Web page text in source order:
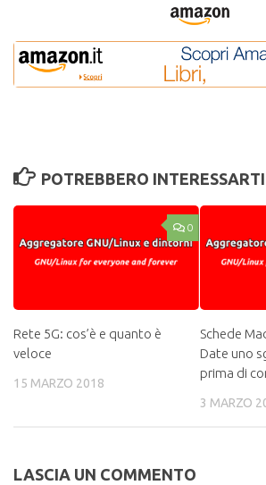
POTREBBERO
0
Rete 5G: cos’è e quanto è
veloce
15 MARZO 2018
Schede
Date uno
prima di
3 MARZO
LASCIA UN COMMENTO